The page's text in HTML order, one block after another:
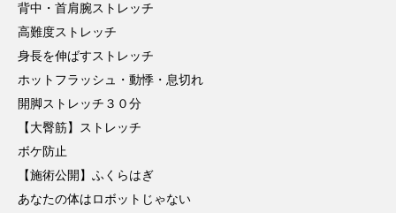
背中・首肩腕ストレッチ
高難度ストレッチ
身長を伸ばすストレッチ
ホットフラッシュ・動悸・息切れ
開脚ストレッチ３０分
【大臀筋】ストレッチ
ボケ防止
【施術公開】ふくらはぎ
あなたの体はロボットじゃない